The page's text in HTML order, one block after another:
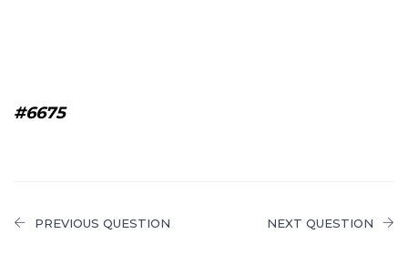
#6675
PREVIOUS QUESTION NEXT QUESTION